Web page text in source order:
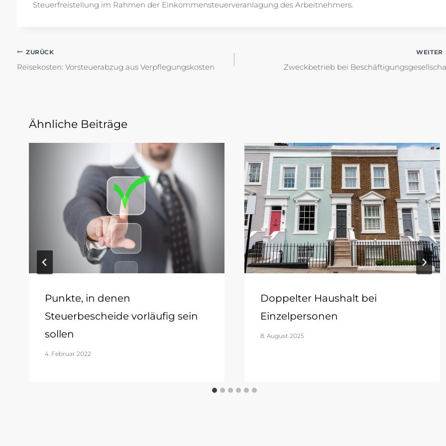
Steuerfreistellung im Rahmen der Einkommensteuerveranlagung des Arbeitnehmers.
Beitragsnavigation
ZURÜCK
Reisekosten: Vorsteuerabzug aus Verpflegungskosten
WEITER
Zweckbetrieb bei
Ähnliche Beiträge
Punkte, in denen
Steuerbescheide vorläufig sein
sollen
4. Februar 2022
Doppelter Haushalt bei
Einzelpersonen
8. August 2025